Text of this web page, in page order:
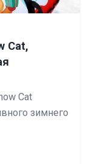
Cat,
Cat
зимнего